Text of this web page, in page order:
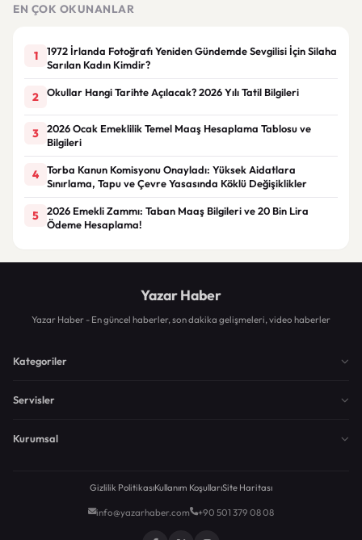
EN ÇOK OKUNANLAR
1
1972 İrlanda Fotoğrafı Yeniden Gündemde Sevgilisi İçin Silaha
Sarılan Kadın Kimdir?
2 Okullar Hangi Tarihte Açılacak? 2026 Yılı Tatil Bilgileri
3
2026 Ocak Emeklilik Temel Maaş Hesaplama Tablosu ve
Bilgileri
4
Torba Kanun Komisyonu Onayladı: Yüksek Aidatlara
Sınırlama, Tapu ve Çevre Yasasında Köklü Değişiklikler
5
2026 Emekli Zammı: Taban Maaş Bilgileri ve 20 Bin Lira
Ödeme Hesaplama!
Yazar Haber
Yazar Haber - En güncel haberler, son dakika gelişmeleri, video haberler
Kategoriler
Servisler
Kurumsal
Gizlilik PolitikasıKullanım KoşullarıSite Haritası
info@yazarhaber.com +90 501 379 08 08